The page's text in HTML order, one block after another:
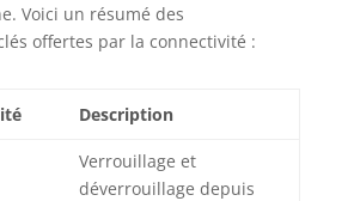
Voici un résumé des
offertes par la connectivité :
Description
Verrouillage et
déverrouillage depuis